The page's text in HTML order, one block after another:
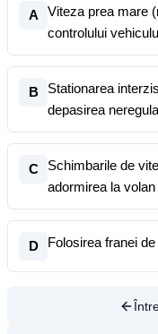
A
Viteza prea mare
controlului
B
Stationarea
depasirea
C
Schimbarile de
adormirea la volan
D Folosirea franei